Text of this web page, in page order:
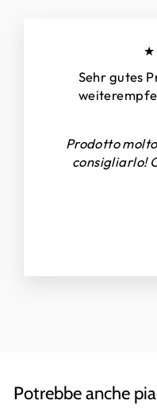
Sehr gutes
Prodotto
consigliarlo!
Potrebbe anche